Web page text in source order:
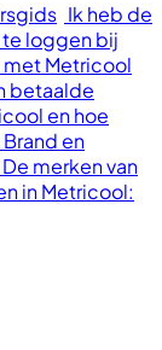
Ik heb de
te loggen bij
met Metricool
betaalde
en hoe
en
De merken van
in Metricool: